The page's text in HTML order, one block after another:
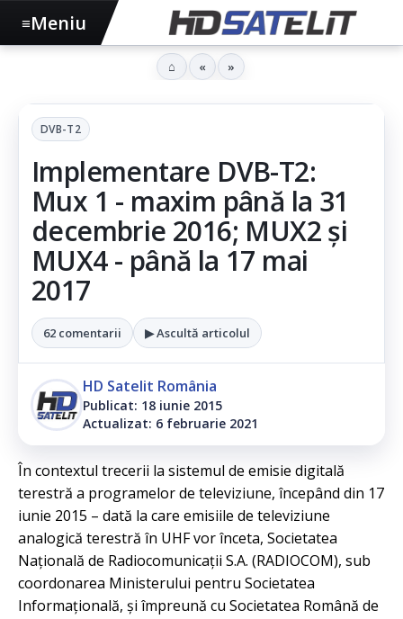
DVB-T2
Implementare DVB-T2:
Mux 1 - maxim până la 31
decembrie 2016; MUX2 şi
MUX4 - până la 17 mai
2017
62 comentarii ▶ Ascultă articolul
HD Satelit România
Publicat: 18 iunie 2015
Actualizat: 6 februarie 2021
În contextul trecerii la sistemul de emisie digitală
terestră a programelor de televiziune, începând din 17
iunie 2015 – dată la care emisiile de televiziune
analogică terestră în UHF vor înceta, Societatea
Naţională de Radiocomunicaţii S.A. (RADIOCOM), sub
coordonarea Ministerului pentru Societatea
Informaţională, şi împreună cu Societatea Română de
≡Meniu
⌂ « »